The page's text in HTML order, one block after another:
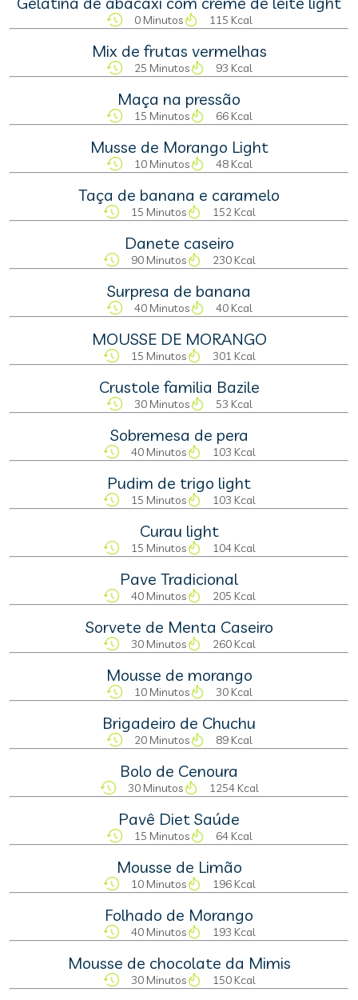
0 Minutos 115 Kcal
Mix de frutas vermelhas
25 Minutos 93 Kcal
Maça na pressão
15 Minutos 66 Kcal
Musse de Morango Light
10 Minutos 48 Kcal
Taça de banana e caramelo
15 Minutos 152 Kcal
Danete caseiro
90 Minutos 230 Kcal
Surpresa de banana
40 Minutos 40 Kcal
MOUSSE DE MORANGO
15 Minutos 301 Kcal
Crustole familia Bazile
30 Minutos 53 Kcal
Sobremesa de pera
40 Minutos 103 Kcal
Pudim de trigo light
15 Minutos 103 Kcal
Curau light
15 Minutos 104 Kcal
Pave Tradicional
40 Minutos 205 Kcal
Sorvete de Menta Caseiro
30 Minutos 260 Kcal
Mousse de morango
10 Minutos 30 Kcal
Brigadeiro de Chuchu
20 Minutos 89 Kcal
Bolo de Cenoura
30 Minutos 1254 Kcal
Pavê Diet Saúde
15 Minutos 64 Kcal
Mousse de Limão
10 Minutos 196 Kcal
Folhado de Morango
40 Minutos 193 Kcal
Mousse de chocolate da Mimis
30 Minutos 150 Kcal